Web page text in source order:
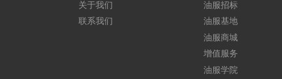
关于我们
联系我们
油服招标
油服基地
油服商城
增值服务
油服学院